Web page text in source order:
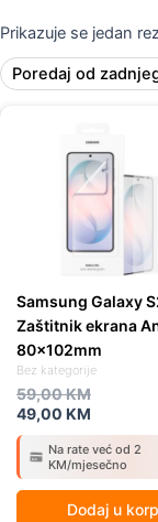
Prikazuje se jedan
Bez kategorije
Samsung Galaxy
Zaštitnik ekrana
80x102mm
59,00KM
59,00 KM.
49,00 KM
49,00 KM.
Na rate već od 2
KM/mjesečno
Dodaj u